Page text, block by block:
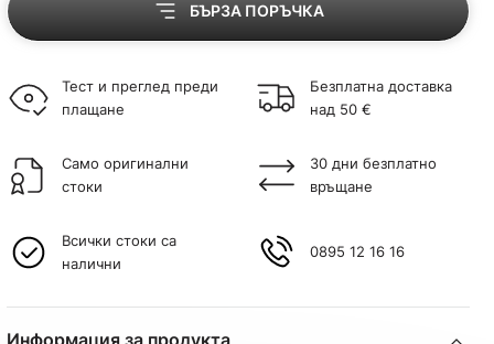
БЪРЗА ПОРЪЧКА
Тест и преглед преди
плащане
Безплатна доставка
над 50 €
Само оригинални
стоки
30 дни безплатно
връщане
Всички стоки са
налични
0895 12 16 16
Информация за продукта